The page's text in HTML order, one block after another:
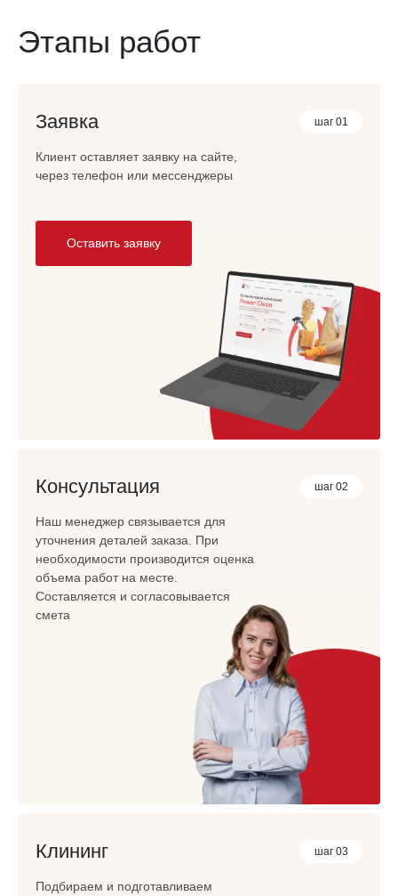
Этапы работ
шаг 01
Заявка
Клиент оставляет заявку на сайте,
через телефон или мессенджеры
Оставить заявку
шаг 02
Консультация
Наш менеджер связывается для
уточнения деталей заказа. При
необходимости производится оценка
объема работ на месте.
Составляется и согласовывается
смета
шаг 03
Клининг
Подбираем и подготавливаем